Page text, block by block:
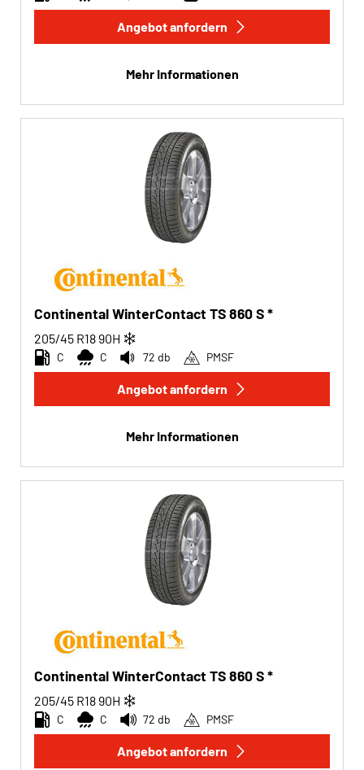
Angebot anfordern
Mehr Informationen
Continental WinterContact TS 860 S *
205/45 R18 90H
C C 72 db PMSF
Angebot anfordern
Mehr Informationen
Continental WinterContact TS 860 S *
205/45 R18 90H
C C 72 db PMSF
Angebot anfordern